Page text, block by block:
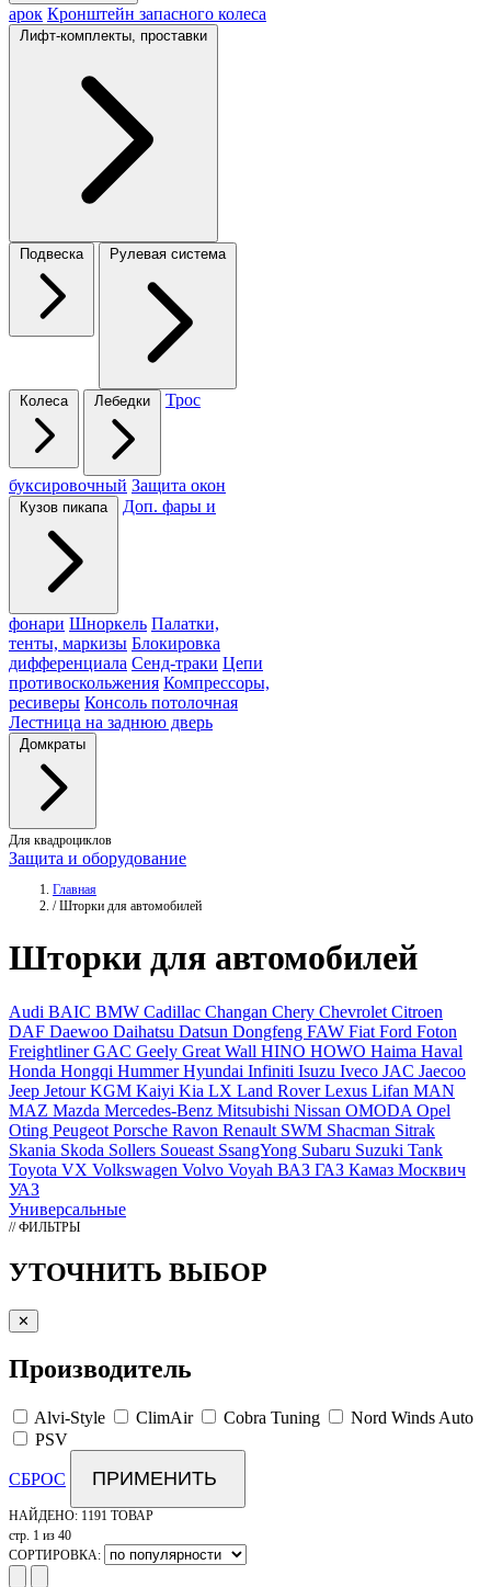
арок Кронштейн запасного колеса
Лифт-комплекты, проставки
Подвеска Рулевая система
Колеса Лебедки Трос
буксировочный Защита окон
Кузов пикапа Доп. фары и
фонари Шноркель Палатки,
тенты, маркизы Блокировка
дифференциала Сенд-траки Цепи
противоскольжения Компрессоры,
ресиверы Консоль потолочная
Лестница на заднюю дверь
Домкраты
Для квадроциклов
Защита и оборудование
Главная
/ Шторки для автомобилей
Шторки для автомобилей
Audi BAIC BMW Cadillac Changan Chery Chevrolet Citroen
DAF Daewoo Daihatsu Datsun Dongfeng FAW Fiat Ford Foton
FreightlinerGAC Geely Great Wall HINO HOWO Haima Haval
Honda Hongqi HummerHyundai Infiniti Isuzu Iveco JAC Jaecoo
Jeep JetourKGM Kaiyi Kia LX Land RoverLexus Lifan MAN
MAZ Mazda Mercedes-Benz Mitsubishi Nissan OMODA Opel
Oting Peugeot Porsche Ravon Renault SWM Shacman Sitrak
Skania Skoda Sollers Soueast SsangYong Subaru Suzuki Tank
Toyota VX Volkswagen Volvo Voyah ВАЗ ГАЗ Камаз Москвич
УАЗ
Универсальные
// ФИЛЬТРЫ
УТОЧНИТЬ ВЫБОР
✕
Производитель
Alvi-Style ClimAir Cobra Tuning
Nord Winds Auto
PSV
СБРОС ПРИМЕНИТЬ
НАЙДЕНО: 1191 ТОВАР
стр. 1 из 40
СОРТИРОВКА: